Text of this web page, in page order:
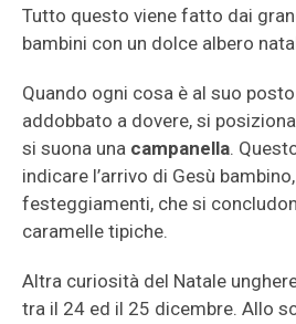
Tutto questo viene fatto dai
bambini con un dolce albero
Quando ogni cosa è al suo posto
addobbato a dovere, si
si suona una campanella.
indicare l’arrivo di Gesù
festeggiamenti, che si
caramelle tipiche.
Altra curiosità del Natale
tra il 24 ed il 25 dicembre. Allo